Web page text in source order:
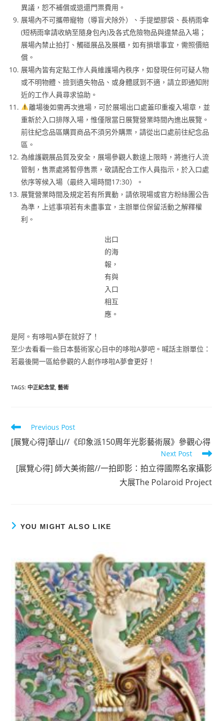
異議，恕不補償或退還門票費用。
展場內不可攜帶寵物（導盲犬除外）、手提塑膠袋、長柄雨傘
(短柄雨傘請收納至隨身包內)及各式危險物品與違禁品入場；
展場內禁止拍打、觸碰展品及展櫃，如有損壞事宜，需照價賠
償。
展場內皆有定點工作人員維護場內秩序，如發現任何可疑人物
或不明物體、撿到遺失物品、或身體感到不適，請立即通知附
近的工作人員尋求協助。
離場後如需再次進場，可於展場出口處蓋印重複入場章，並
重新於入口排隊入場，惟僅限當日展覽營業時間內進出展覽。
前往紀念品區購買商品不須另外購票，請從出口處前往紀念品
區。
為維護觀展品質及安全，展場參觀人數達上限時，將進行人流
管制，售票處將暫停售票，敬請配合工作人員指示，於入口處
依序等候入場（最終入場時間17:30）。
展覽營業時間及規定若有所異動，請依現場或官方粉絲團公告
為準，上述事項若有未盡事宜，主辦單位保留活動之解釋權
利。
出口
的海
報，
有與
入口
相互
應。
是阿。有哆啦A夢在就好了！
至少去看看一些日本藝術家心目中的哆啦A夢吧。喊話主辦單位：
若最後開一區給參觀的人創作哆啦A夢會更好！
TAGS: 中正紀念堂, 藝術
Read
articles
Previous Post
[展覽心得]華山//《印象派150周年光影藝術展》參觀心得
Next Post
[展覽心得] 師大美術館//一拍即影：拍立得國際名家攝影
大展The Polaroid Project
YOU MIGHT ALSO LIKE